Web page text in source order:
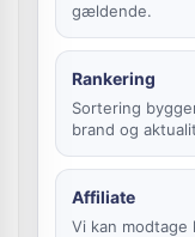
gældende.
Rankering
Sortering
brand og
Affiliate
Vi kan modtage